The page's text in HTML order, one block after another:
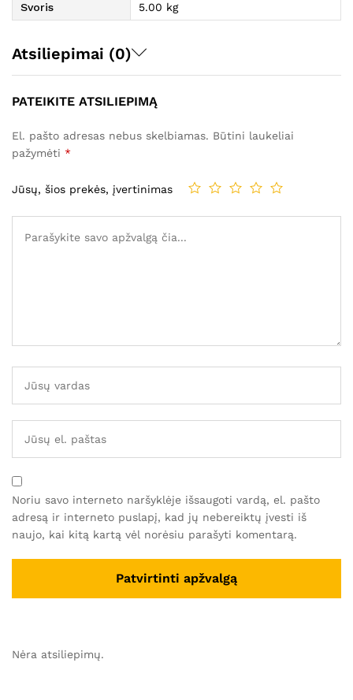
Svoris 5.00 kg
Atsiliepimai (0)
PATEIKITE ATSILIEPIMĄ
El. pašto adresas nebus skelbiamas. Būtini laukeliai
pažymėti *
Jūsų, šios prekės, įvertinimas
Noriu savo interneto naršyklėje išsaugoti vardą, el. pašto
adresą ir interneto puslapį, kad jų nebereiktų įvesti iš
naujo, kai kitą kartą vėl norėsiu parašyti komentarą.
Nėra atsiliepimų.